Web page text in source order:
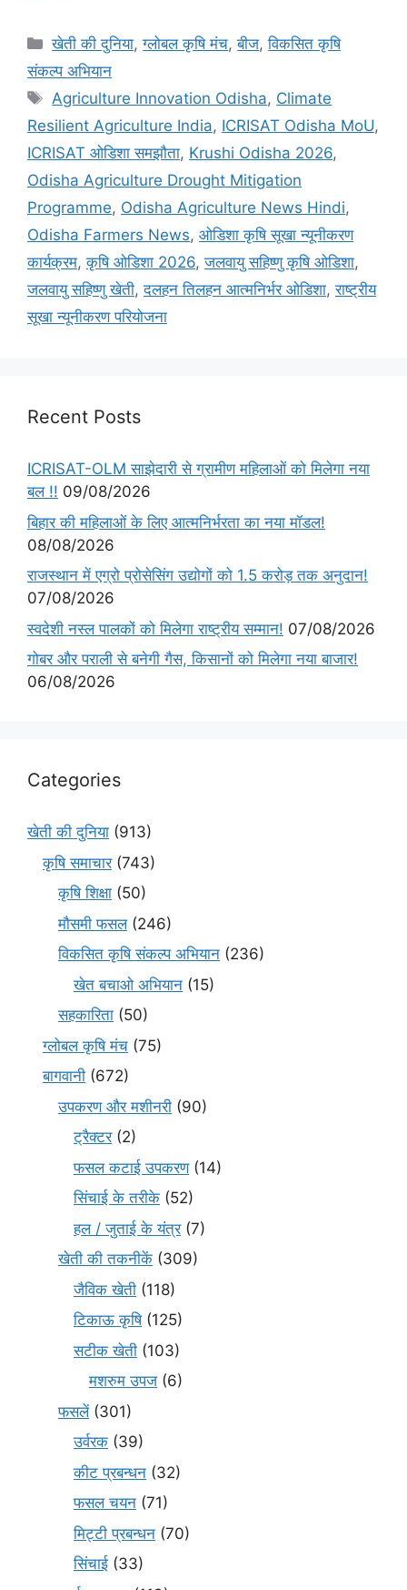
खेती की दुनिया,ग्लोबल कृषि मंच,बीज,विकसित कृषि
संकल्प अभियान
Agriculture Innovation Odisha, Climate
Resilient Agriculture India, ICRISAT Odisha MoU,
ICRISAT ओडिशा समझौता, Krushi Odisha 2026,
Odisha Agriculture Drought Mitigation
Programme, Odisha Agriculture News Hindi,
Odisha Farmers News, ओडिशा कृषि सूखा न्यूनीकरण
कार्यक्रम,कृषि ओडिशा 2026,जलवायु सहिष्णु कृषि ओडिशा,
जलवायु सहिष्णु खेती,दलहन तिलहन आत्मनिर्भर ओडिशा,राष्ट्रीय
सूखा न्यूनीकरण परियोजना
Recent Posts
ICRISAT-OLM साझेदारी से ग्रामीण महिलाओं को मिलेगा नया
बल !! 09/08/2026
बिहार की महिलाओं के लिए आत्मनिर्भरता का नया मॉडल!
08/08/2026
राजस्थान में एग्रो प्रोसेसिंग उद्योगों को 1.5 करोड़ तक अनुदान!
07/08/2026
स्वदेशी नस्ल पालकों को मिलेगा राष्ट्रीय सम्मान! 07/08/2026
गोबर और पराली से बनेगी गैस, किसानों को मिलेगा नया बाजार!
06/08/2026
Categories
खेती की दुनिया (913)
कृषि समाचार(743)
कृषि शिक्षा (50)
मौसमी फसल(246)
विकसित कृषि संकल्प अभियान (236)
खेत बचाओ अभियान (15)
सहकारिता (50)
ग्लोबल कृषि मंच (75)
बागवानी (672)
उपकरण और मशीनरी (90)
ट्रैक्टर(2)
फसल कटाई उपकरण(14)
सिंचाई के तरीके (52)
हल / जुताई के यंत्र(7)
खेती की तकनीकें (309)
जैविक खेती (118)
टिकाऊ कृषि(125)
सटीक खेती (103)
मशरुम उपज (6)
फसलें(301)
उर्वरक (39)
कीट प्रबन्धन (32)
फसल चयन (71)
मि‌ट्टी प्रबन्धन (70)
सिंचाई (33)